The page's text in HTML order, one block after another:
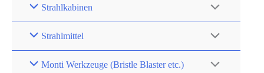
Strahlkabinen
Strahlmittel
Monti Werkzeuge (Bristle Blaster etc.)